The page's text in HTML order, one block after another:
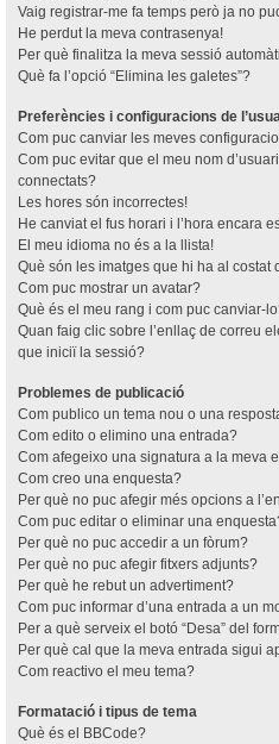
Vaig registrar-me fa temps però ja no
He perdut la meva contrasenya!
Per què finalitza la meva sessió
Què fa l’opció “Elimina les galetes”?
Preferències i configuracions de
Com puc canviar les meves
Com puc evitar que el meu nom
connectats?
Les hores són incorrectes!
He canviat el fus horari i l’hora encara
El meu idioma no és a la llista!
Què són les imatges que hi ha al costat
Com puc mostrar un avatar?
Què és el meu rang i com puc canviar-
Quan faig clic sobre l’enllaç de correu
que iniciï la sessió?
Problemes de publicació
Com publico un tema nou o una
Com edito o elimino una entrada?
Com afegeixo una signatura a la meva
Com creo una enquesta?
Per què no puc afegir més opcions a
Com puc editar o eliminar una
Per què no puc accedir a un fòrum?
Per què no puc afegir fitxers adjunts?
Per què he rebut un advertiment?
Com puc informar d’una entrada a un
Per a què serveix el botó “Desa” del
Per què cal que la meva entrada sigui
Com reactivo el meu tema?
Formatació i tipus de tema
Què és el BBCode?